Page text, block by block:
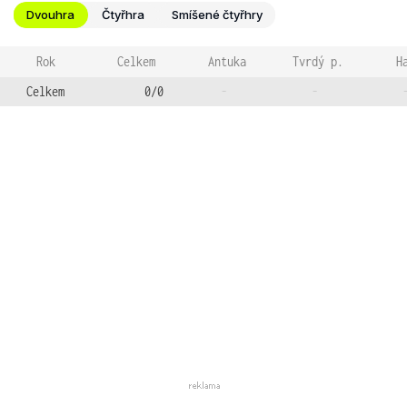
Dvouhra Čtyřhra Smíšené čtyřhry
Rok Celkem Antuka Tvrdý p.
Celkem
0/0 - -